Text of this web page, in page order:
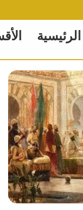
الرئيسية